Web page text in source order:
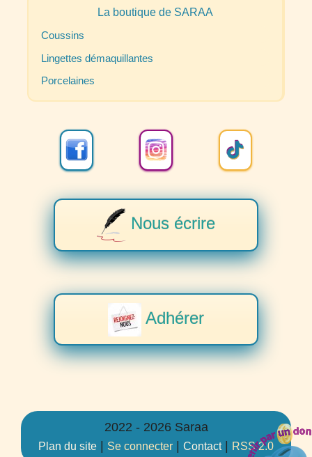
La boutique de SARAA
Coussins
Lingettes démaquillantes
Porcelaines
Nous écrire
Adhérer
2022 - 2026 Saraa
Plan du site | Se connecter | Contact| RSS 2.0